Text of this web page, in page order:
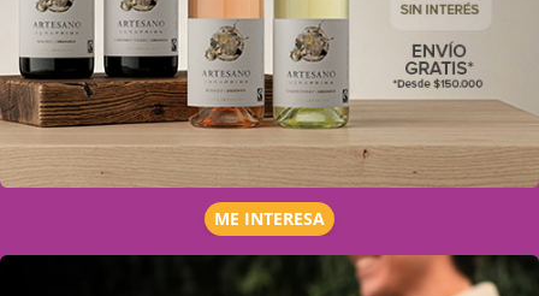
ME INTERESA